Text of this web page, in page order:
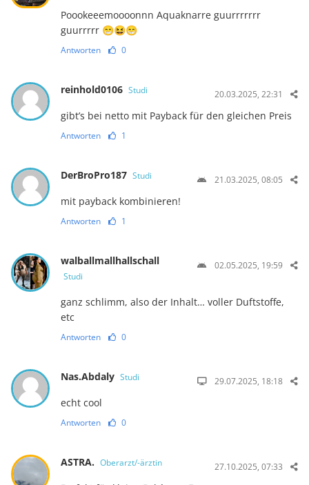
Poookeeemoooonnn Aquaknarre guurrrrrrr
guurrrrr 😁😆😁
Antworten 0
reinhold0106 Studi 20.03.2025, 22:31
gibt’s bei netto mit Payback für den gleichen Preis
Antworten 1
DerBroPro187 Studi 21.03.2025, 08:05
mit payback kombinieren!
Antworten 1
walballmallhallschall
Studi
02.05.2025, 19:59
ganz schlimm, also der Inhalt… voller Duftstoffe,
etc
Antworten 0
Nas.Abdaly Studi 29.07.2025, 18:18
echt cool
Antworten 0
ASTRA. Oberarzt/-ärztin 27.10.2025, 07:33